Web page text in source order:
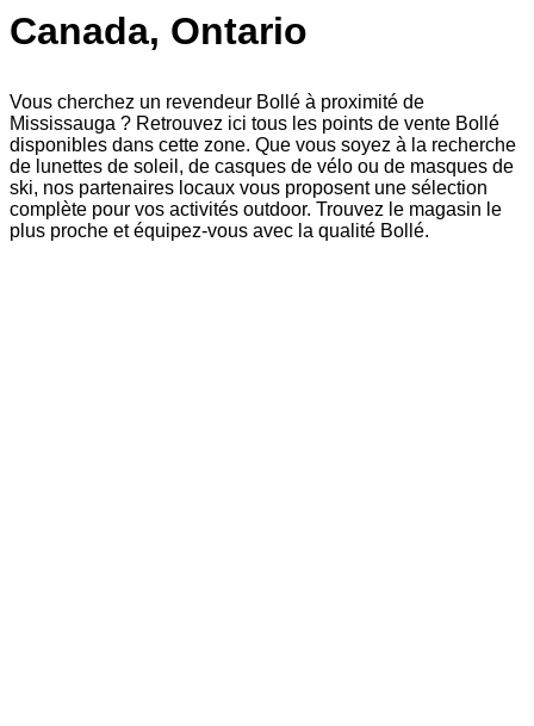
Canada, Ontario
Vous cherchez un revendeur Bollé à proximité de
Mississauga ? Retrouvez ici tous les points de vente Bollé
disponibles dans cette zone. Que vous soyez à la recherche
de lunettes de soleil, de casques de vélo ou de masques de
ski, nos partenaires locaux vous proposent une sélection
complète pour vos activités outdoor. Trouvez le magasin le
plus proche et équipez-vous avec la qualité Bollé.